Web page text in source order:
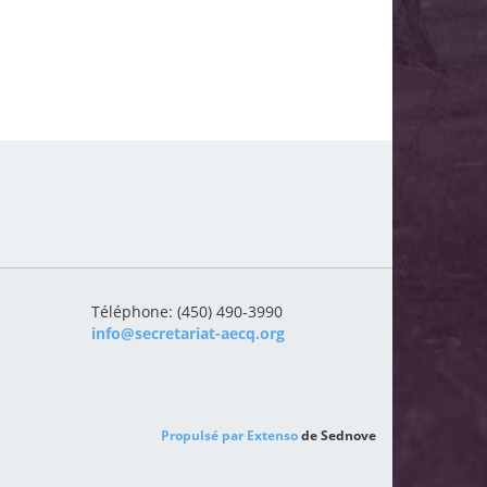
Téléphone: (450) 490-3990
info@secretariat-aecq.org
Propulsé par Extensode Sednove